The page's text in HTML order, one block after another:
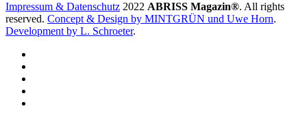
Impressum & Datenschutz 2022 ABRISS Magazin®. All rights
reserved. Concept & Design by MINTGRÜN und Uwe Horn.
Development by L. Schroeter.